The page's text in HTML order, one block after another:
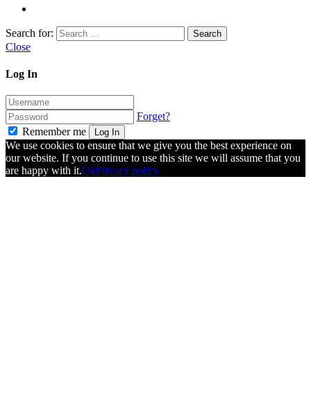
Search for:
Close
Log In
Forget?
Remember me
Log In
We use cookies to ensure that we give you the best experience on
our website. If you continue to use this site we will assume that you
are happy with it.OkPrivacy policy